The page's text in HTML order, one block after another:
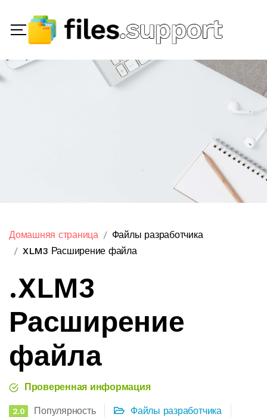
Домашняя страница
Файлы разработчика
XLM3 Расширение файла
.XLM3
Расширение
файла
Проверенная информация
2.0 Популярность Файлы разработчика